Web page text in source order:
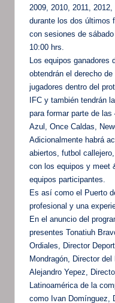
2009, 2010, 2011,
durante los dos últimos
con sesiones de
10:00 hrs.
Los equipos
obtendrán el derecho
jugadores dentro del
IFC y también tendrán
para formar parte de
Azul, Once Caldas,
Adicionalmente habrá
abiertos, futbol
con los equipos y meet
equipos participantes.
Es así como el Puerto
profesional y una
En el anuncio del
presentes Tonatiuh
Ordiales, Director
Mondragón, Director
Alejandro Yepez,
Latinoamérica de la
como Ivan Domínguez,